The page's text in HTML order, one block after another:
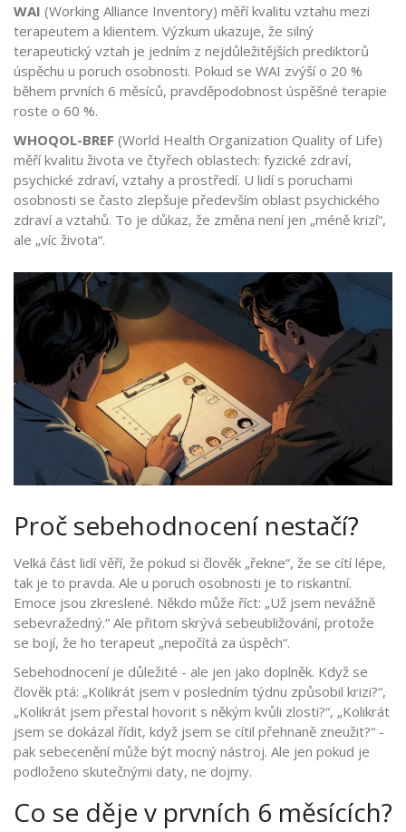
WAI (Working Alliance Inventory) měří kvalitu vztahu mezi
terapeutem a klientem. Výzkum ukazuje, že silný
terapeutický vztah je jedním z nejdůležitějších prediktorů
úspěchu u poruch osobnosti. Pokud se WAI zvýší o 20 %
během prvních 6 měsíců, pravděpodobnost úspěšné terapie
roste o 60 %.
WHOQOL-BREF (World Health Organization Quality of Life)
měří kvalitu života ve čtyřech oblastech: fyzické zdraví,
psychické zdraví, vztahy a prostředí. U lidí s poruchami
osobnosti se často zlepšuje především oblast psychického
zdraví a vztahů. To je důkaz, že změna není jen „méně krizí“,
ale „víc života“.
Proč sebehodnocení nestačí?
Velká část lidí věří, že pokud si člověk „řekne“, že se cítí lépe,
tak je to pravda. Ale u poruch osobnosti je to riskantní.
Emoce jsou zkreslené. Někdo může říct: „Už jsem nevážně
sebevražedný.“ Ale přitom skrývá sebeubližování, protože
se bojí, že ho terapeut „nepočítá za úspěch“.
Sebehodnocení je důležité - ale jen jako doplněk. Když se
člověk ptá: „Kolikrát jsem v posledním týdnu způsobil krizi?“,
„Kolikrát jsem přestal hovorit s někým kvůli zlosti?“, „Kolikrát
jsem se dokázal řídit, když jsem se cítil přehnaně zneužit?“ -
pak sebecenění může být mocný nástroj. Ale jen pokud je
podloženo skutečnými daty, ne dojmy.
Co se děje v prvních 6 měsících?